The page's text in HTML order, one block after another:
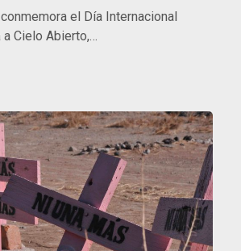
el Día Internacional
Cielo Abierto,…